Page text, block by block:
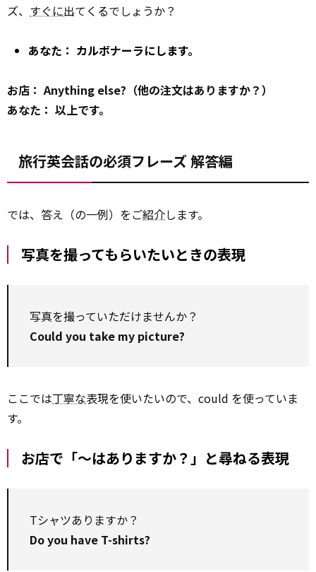
ズ、 すぐに出てくるでしょうか？
あなた： カルボナーラにします。
お店： Anything else?（他の注文はありますか？）
あなた： 以上です。
旅行英会話の必須フレーズ 解答編
では、答え（の一例）をご紹介します。
写真を撮ってもらいたいときの表現
写真を撮っていただけませんか？
Could you take my picture?
ここでは丁寧な表現を使いたいので、could を使っていま
す。
お店で「～はありますか？」と尋ねる表現
Tシャツありますか？
Do you have T-shirts?